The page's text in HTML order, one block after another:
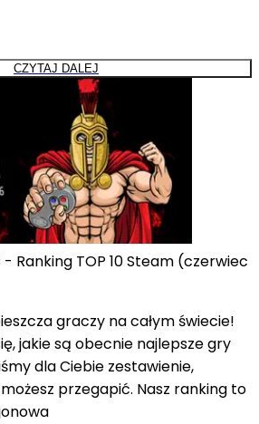
CZYTAJ DALEJ
Ranking TOP 10 Steam (czerwiec
graczy na całym świecie!
jakie są obecnie najlepsze gry
dla Ciebie zestawienie,
przegapić. Nasz ranking to